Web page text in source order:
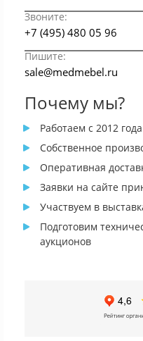
Звоните:
+7 (495) 480 05 96
Пишите:
sale@medmebel.ru
Почему мы?
Работаем с 2012 года
Собственное
Оперативная
Заявки на сайте
Участвуем в
Подготовим
аукционов